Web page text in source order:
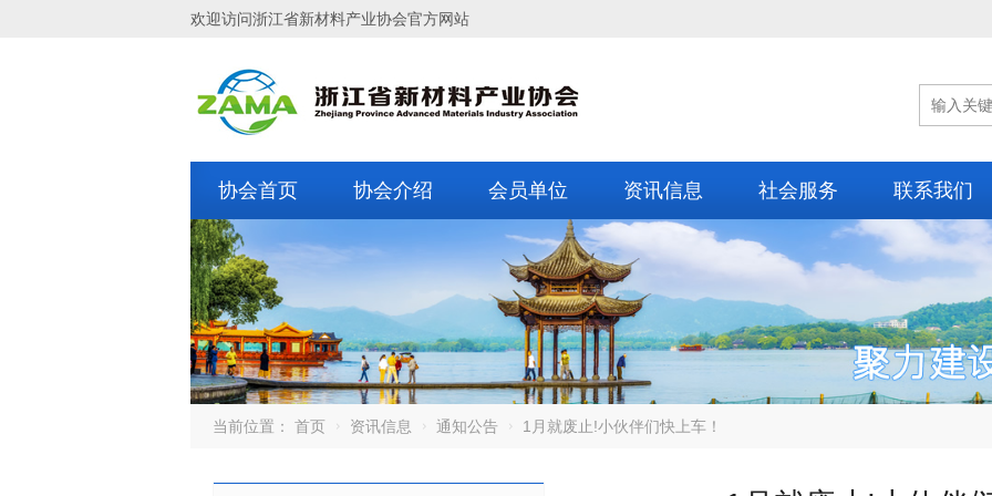
欢迎访问浙江省新材料产业协会官方网站
协会首页 协会介绍 会员单位 资讯信息 社会服务 联系我们
当前位置： 首页 资讯信息 通知公告 1月就废止!小伙伴们快上车！